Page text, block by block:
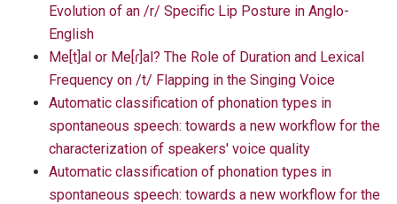
Evolution of an /r/ Specific Lip Posture in Anglo-
English
Me[t]al or Me[ɾ]al? The Role of Duration and Lexical
Frequency on /t/ Flapping in the Singing Voice
Automatic classification of phonation types in
spontaneous speech: towards a new workflow for the
characterization of speakers' voice quality
Automatic classification of phonation types in
spontaneous speech: towards a new workflow for the